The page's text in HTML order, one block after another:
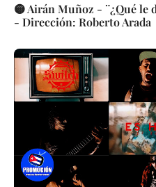
🟡 Airán Muñoz - ¨¿Qué le
- Dirección: Roberto Arada